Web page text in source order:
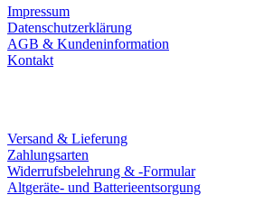
Impressum
Datenschutzerklärung
AGB & Kundeninformation
Kontakt
Versand & Lieferung
Zahlungsarten
Widerrufsbelehrung & -Formular
Altgeräte- und Batterieentsorgung